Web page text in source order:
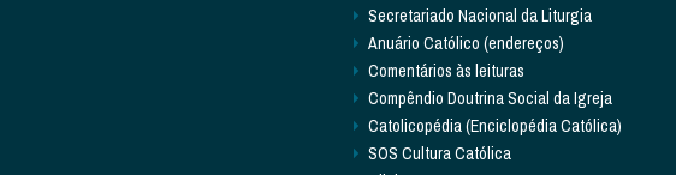
Secretariado Nacional da Liturgia
Anuário Católico (endereços)
Comentários às leituras
Compêndio Doutrina Social da Igreja
Catolicopédia (Enciclopédia Católica)
SOS Cultura Católica